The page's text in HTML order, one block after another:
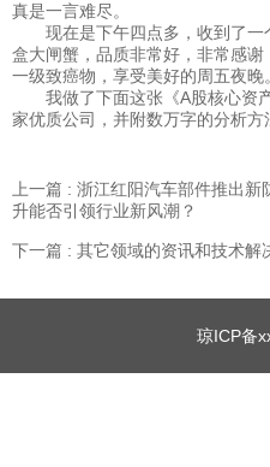
真是一言难尽。
现在是下午四点多，收到了一
盒大闸蟹，品质非常好，非常感
一级致癌物，享受美好的周五夜晚。
我做了下面这张《A股核心资
家优质公司，并附数万字的分析方
上一篇 : 浙江红阳汽车部件推出
升能否引领行业新风潮？
下一篇 : 其它领域的资讯和技术解
琼ICP备